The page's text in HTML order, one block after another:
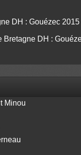
DH : Gouézec 2015
Bretagne DH :
Minou